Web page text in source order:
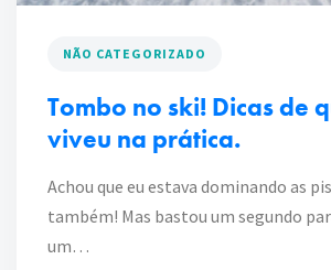
NÃO CATEGORIZADO
Tombo no ski! Dicas de
viveu na prática.
Achou que eu estava dominando as
também! Mas bastou um segundo
um…